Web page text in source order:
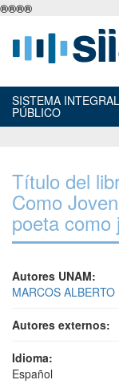
®®®®
SISTEMA
PÚBLICO
Título del
Como
poeta como
Autores UNAM:
MARCOS
Autores externos:
Idioma:
Español